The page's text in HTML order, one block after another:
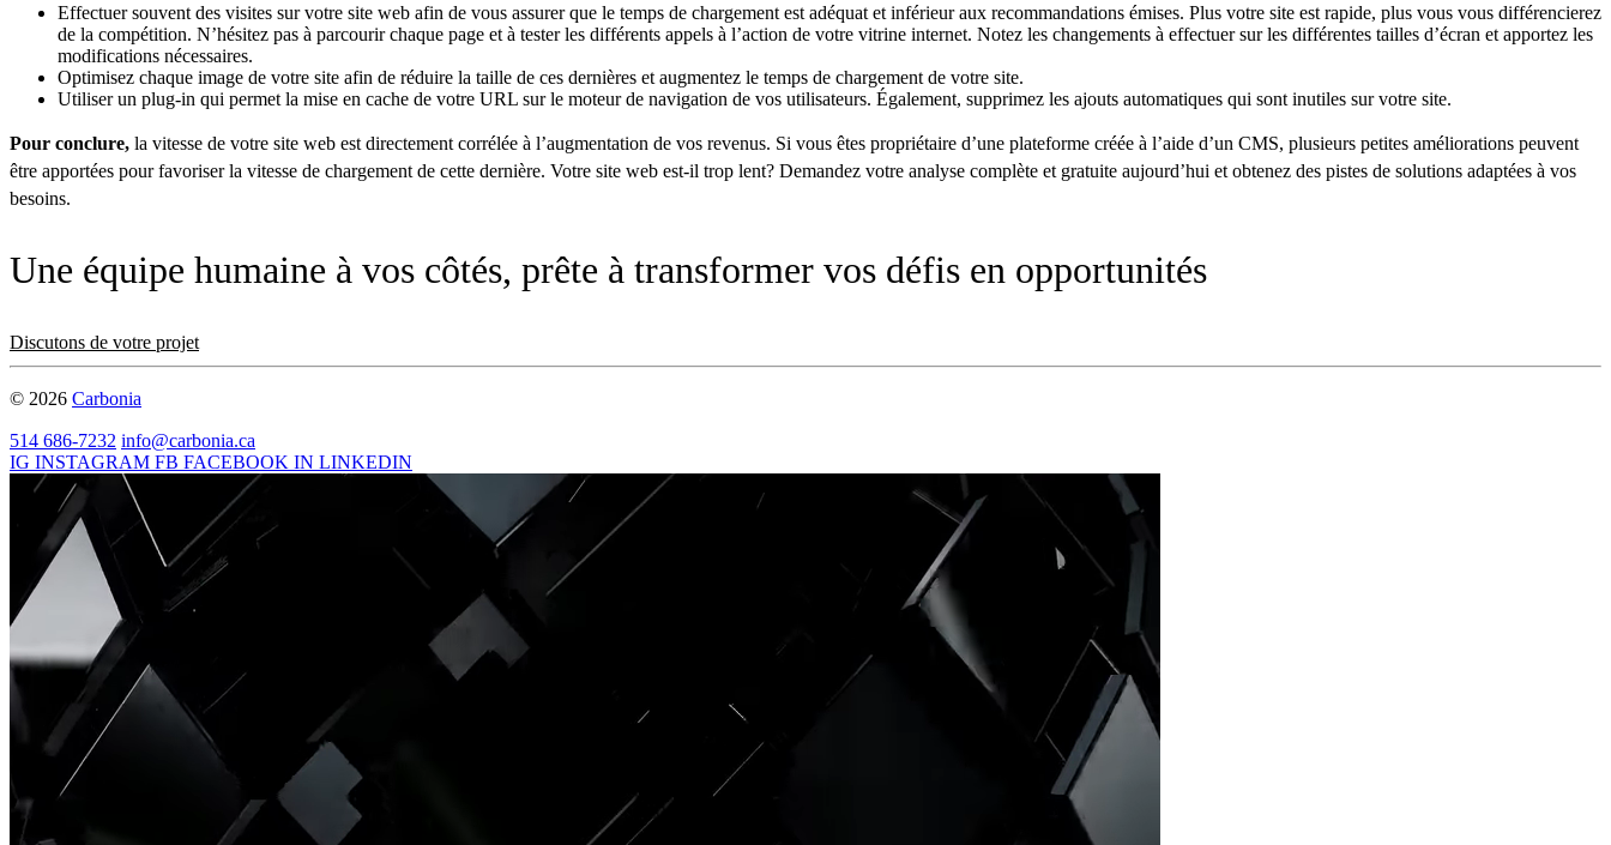
Effectuer souvent des visites sur votre site web afin de vous assurer que le temps de chargement est adéquat et inférieur aux recommandations émises. Plus votre site est rapide, plus vous vous différencierez
de la compétition. N’hésitez pas à parcourir chaque page et à tester les différents appels à l’action de votre vitrine internet. Notez les changements à effectuer sur les différentes tailles d’écran et apportez les
modifications nécessaires.
Optimisez chaque image de votre site afin de réduire la taille de ces dernières et augmentez le temps de chargement de votre site.
Utiliser un plug-in qui permet la mise en cache de votre URL sur le moteur de navigation de vos utilisateurs. Également, supprimez les ajouts automatiques qui sont inutiles sur votre site.
Pour conclure, la vitesse de votre site web est directement corrélée à l’augmentation de vos revenus. Si vous êtes propriétaire d’une plateforme créée à l’aide d’un CMS, plusieurs petites améliorations peuvent
être apportées pour favoriser la vitesse de chargement de cette dernière. Votre site web est-il trop lent? Demandez votre analyse complète et gratuite aujourd’hui et obtenez des pistes de solutions adaptées à vos
besoins.
Une équipe humaine à vos côtés, prête à transformer vos défis en opportunités
Discutons de votre projet
© 2026 Carbonia
514 686-7232 info@carbonia.ca
IG INSTAGRAM FB FACEBOOK IN LINKEDIN